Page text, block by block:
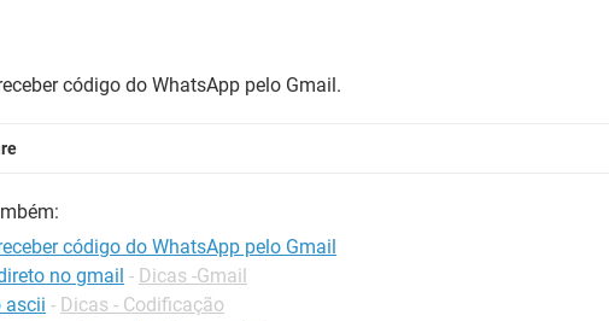
código do WhatsApp pelo Gmail.
código do WhatsApp pelo Gmail
no gmail - Dicas -Gmail
ascii - Dicas - Codificação